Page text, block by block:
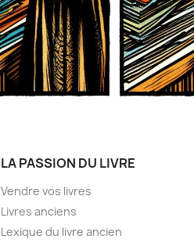
LA PASSION DU LIVRE
Vendre vos livres
Livres anciens
Lexique du livre ancien